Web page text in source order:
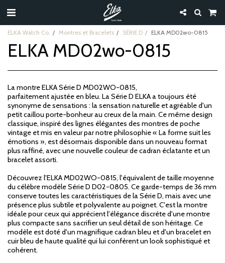
ELKA Watch Co. Montres et Bracelets SÉRIE D ELKA MD02wo-0815
ELKA MD02wo-0815
La montre ELKA Série D MD02WO-0815,
parfaitement ajustée en bleu. La Série D ELKA a toujours été
synonyme de sensations : la sensation naturelle et agréable d'un
petit caillou porte-bonheur au creux de la main. Ce même design
classique, inspiré des lignes élégantes des montres de poche
vintage et mis en valeur par notre philosophie « La forme suit les
émotions », est désormais disponible dans un nouveau format
plus raffiné, avec une nouvelle couleur de cadran éclatante et un
bracelet assorti.
Découvrez l'ELKA MD02WO-0815, l'équivalent de taille moyenne
du célèbre modèle Série D D02-0805. Ce garde-temps de 36 mm
conserve toutes les caractéristiques de la Série D, mais avec une
présence plus subtile et polyvalente au poignet. C'est la montre
idéale pour ceux qui apprécient l'élégance discrète d'une montre
plus compacte sans sacrifier un seul détail de son héritage. Ce
modèle est doté d'un magnifique cadran bleu et d'un bracelet en
cuir bleu de haute qualité qui lui confèrent un look sophistiqué et
cohérent.